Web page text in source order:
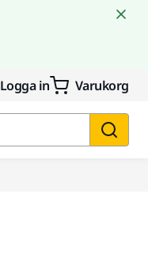
Logga in Varukorg